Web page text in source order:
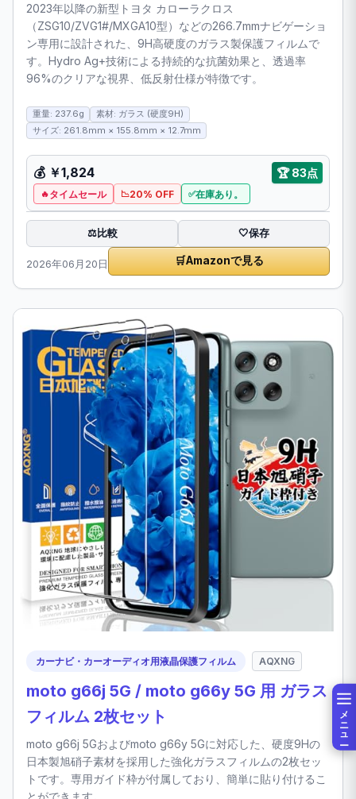
メニュー
2023年以降の新型トヨタ カローラクロス
（ZSG10/ZVG1#/MXGA10型）などの266.7mmナビゲーショ
ン専用に設計された、9H高硬度のガラス製保護フィルムで
す。Hydro Ag+技術による持続的な抗菌効果と、透過率
96%のクリアな視界、低反射仕様が特徴です。
重量: 237.6g
素材: ガラス (硬度9H)
サイズ: 261.8mm × 155.8mm × 12.7mm
💰 ￥1,824 🏆83点
タイムセール 20% OFF 在庫あり。
⚖️比較 🤍保存
2026年06月20日 🛒Amazonで見る
カーナビ・カーオーディオ用液晶保護フィルム AQXNG
moto g66j 5G / moto g66y 5G 用 ガラス
フィルム 2枚セット
moto g66j 5Gおよびmoto g66y 5Gに対応した、硬度9Hの
日本製旭硝子素材を採用した強化ガラスフィルムの2枚セッ
トです。専用ガイド枠が付属しており、簡単に貼り付けるこ
とができます。